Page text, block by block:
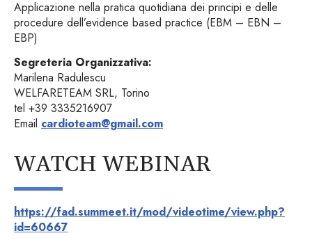
Applicazione nella pratica quotidiana dei principi e delle
procedure dell’evidence based practice (EBM – EBN –
EBP)
Segreteria Organizzativa:
Marilena Radulescu
WELFARETEAM SRL, Torino
tel +39 3335216907
Email cardioteam@gmail.com
WATCH WEBINAR
https://fad.summeet.it/mod/videotime/view.php?
id=60667